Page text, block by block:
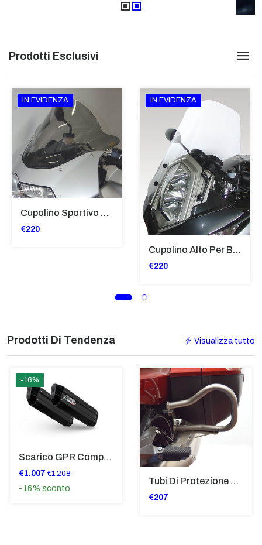
Prodotti Esclusivi
IN EVIDENZA
Cupolino Sportivo Per Bmw K 1200 R Sport 2005-07 TRASPARENTE - Sc967-T
€220
IN EVIDENZA
Cupolino Alto Per Bmw R 1200 St 2004 - 2007 TRASPARENTE - Sc950-T
€220
Prodotti Di Tendenza Visualizza tutto
-16%
Scarico GPR Compatibile Con Bmw K 1600 Gt 2017-2021 - Hyper Sonic Black Titanium
€1.007 €1.208
-16% sconto
Tubi Di Protezione Bauli Posteriori Per Bmw K 1600 Gt/Gtl (2010>2016) GIALLO - TB8025-K1600GTL
€207